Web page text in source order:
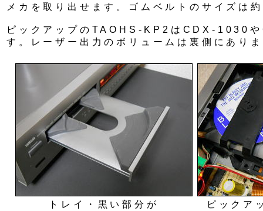
メカを取り出せます。ゴムベルトのサイズは
ピックアップのTAOHS-KP2はCDX-1030
す。レーザー出力のボリュームは裏側にあり
トレイ・黒い部分が
ピックア